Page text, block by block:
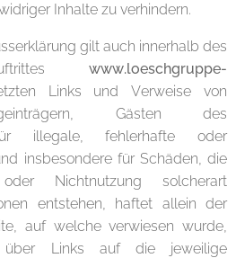
Inhalte zu verhindern.
gilt auch innerhalb des
www.loeschgruppe-
Links und Verweise von
Gästen des
illegale, fehlerhafte oder
insbesondere für Schäden, die
Nichtnutzung solcherart
entstehen, haftet allein der
auf welche verwiesen wurde,
Links auf die jeweilige